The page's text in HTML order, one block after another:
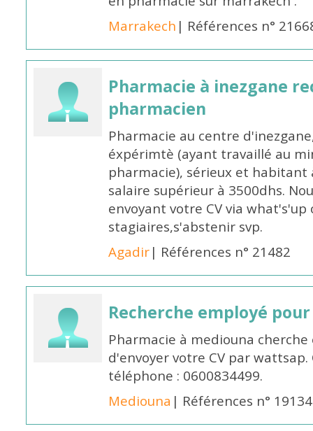
Marrakech | Références n°
Pharmacie à inezgane
pharmacien
Pharmacie au centre
éxpérimtè (ayant travaillé au
pharmacie), sérieux et habitant
salaire supérieur à 3500dhs.
envoyant votre CV via
stagiaires,s'abstenir svp.
Agadir| Références n° 21482
Recherche employé
Pharmacie à mediouna
d'envoyer votre CV par
téléphone : 0600834499.
Mediouna | Références n° 19134